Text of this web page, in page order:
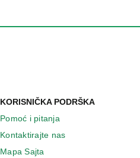
KORISNIČKA PODRŠKA
Pomoć i pitanja
Kontaktirajte nas
Mapa Sajta